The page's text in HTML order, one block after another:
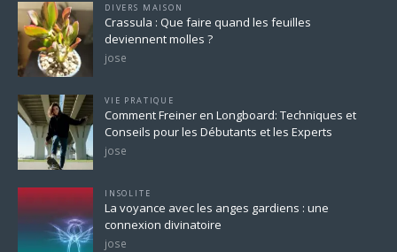
DIVERS MAISON
Crassula : Que faire quand les feuilles
deviennent molles ?
jose
VIE PRATIQUE
Comment Freiner en Longboard: Techniques et
Conseils pour les Débutants et les Experts
jose
INSOLITE
La voyance avec les anges gardiens : une
connexion divinatoire
jose